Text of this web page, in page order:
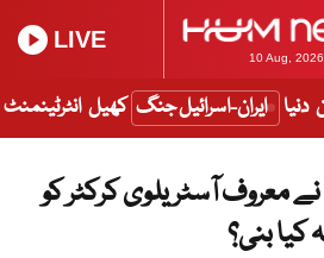
10 Aug, 2026
LIVE
دنیا ایران-اسرائیل جنگ کھیل انٹرٹینمنٹ
نے معروف آسٹریلوی کرکٹر کو
کیا بنی؟